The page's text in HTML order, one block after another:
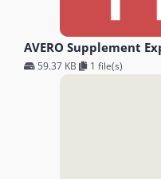
AVERO Supplement
59.37 KB 1 file(s)